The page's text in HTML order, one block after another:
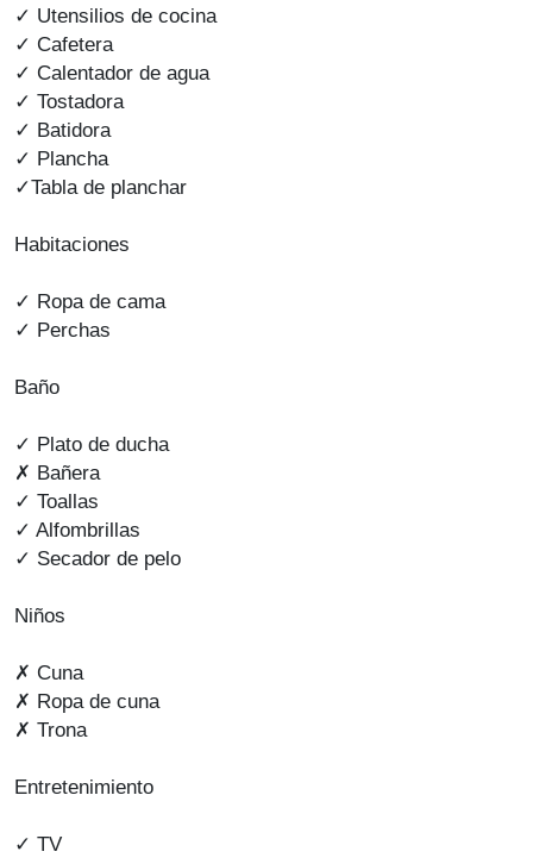
✓ Utensilios de cocina
✓ Cafetera
✓ Calentador de agua
✓ Tostadora
✓ Batidora
✓ Plancha
✓Tabla de planchar
Habitaciones
✓ Ropa de cama
✓ Perchas
Baño
✓ Plato de ducha
✗ Bañera
✓ Toallas
✓ Alfombrillas
✓ Secador de pelo
Niños
✗ Cuna
✗ Ropa de cuna
✗ Trona
Entretenimiento
✓ TV